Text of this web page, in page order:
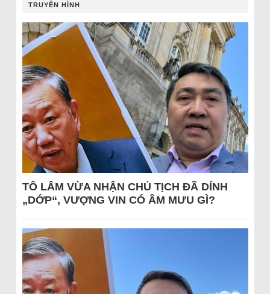
TRUYỀN HÌNH
TÔ LÂM VỪA NHẬN CHỦ TỊCH ĐÃ DÍNH
„DỚP“, VƯỢNG VIN CÓ ÂM MƯU GÌ?